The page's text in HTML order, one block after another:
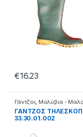
€16.23
Γάντζοι, Μολύβια -
ΓΑΝΤΖΟΣ
33.30.01.002